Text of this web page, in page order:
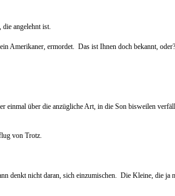
angelehnt ist.
Amerikaner, ermordet.  Das ist Ihnen doch bekannt, oder?
über die anzügliche Art, in die Son bisweilen
von Trotz.
denkt nicht daran, sich einzumischen.  Die Kleine, die ja